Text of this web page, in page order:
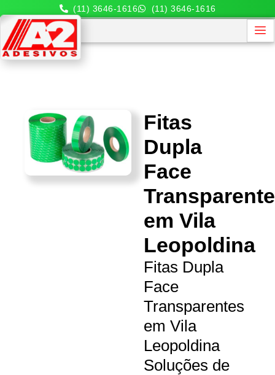
(11) 3646-1616 (11) 3646-1616
Fitas
Dupla
Face
em Vila
Leopoldina
Fitas Dupla
Face
Transparentes
em Vila
Leopoldina
Soluções de